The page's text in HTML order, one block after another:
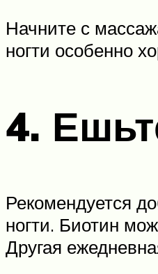
Начните с
ногти особенно
4.
Рекомендуется
ногти. Биотин
Другая